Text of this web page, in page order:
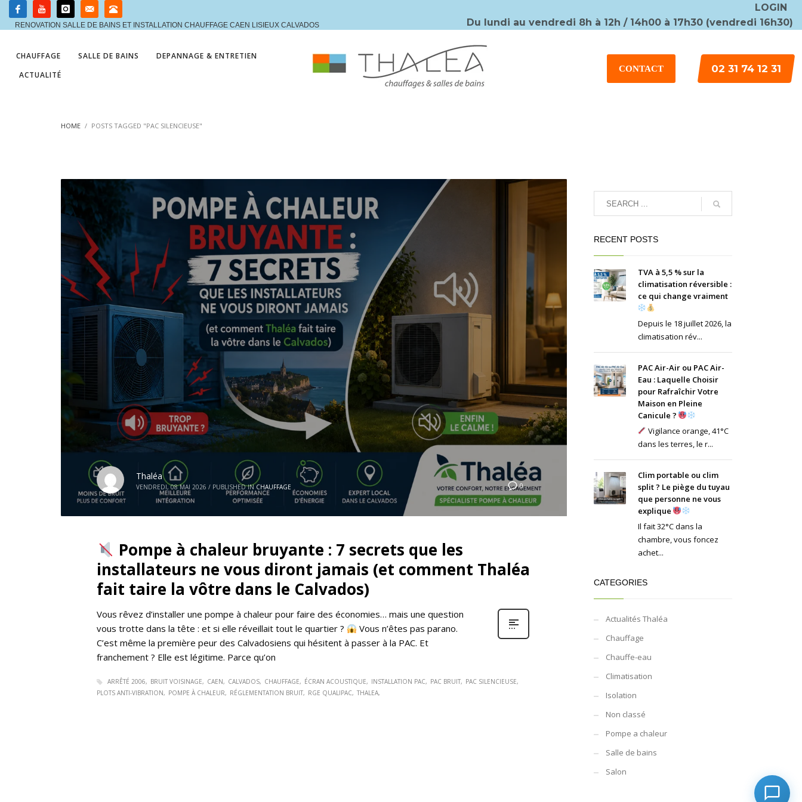
RENOVATION SALLE DE BAINS ET INSTALLATION CHAUFFAGE CAEN LISIEUX CALVADOS
LOGIN
Du lundi au vendredi 8h à 12h / 14h00 à 17h30 (vendredi 16h30)
CHAUFFAGE SALLE DE BAINS
DEPANNAGE & ENTRETIEN
ACTUALITÉ
CONTACT 02 31 74 12 31
HOME POSTS TAGGED "PAC SILENCIEUSE"
0
Thaléa
VENDREDI, 08 MAI 2026 / PUBLISHED IN CHAUFFAGE
Pompe à chaleur bruyante : 7 secrets que les
installateurs ne vous diront jamais (et comment Thaléa
fait taire la vôtre dans le Calvados)
Vous rêvez d’installer une pompe à chaleur pour faire des économies… mais une question
vous trotte dans la tête : et si elle réveillait tout le quartier ?
Vous n’êtes pas parano.
C’est même la première peur des Calvadosiens qui hésitent à passer à la PAC. Et
franchement ? Elle est légitime. Parce qu’on
ARRÊTÉ 2006 BRUIT VOISINAGE CAEN CALVADOS CHAUFFAGE ÉCRAN ACOUSTIQUE INSTALLATION PAC PAC BRUIT
PAC SILENCIEUSE
PLOTS ANTI-VIBRATION
POMPE À CHALEUR RÉGLEMENTATION BRUIT RGE QUALIPAC THALEA
RECENT POSTS
TVA à 5,5 % sur la
climatisation réversible :
ce qui change vraiment
Depuis le 18 juillet 2026, la
climatisation rév...
PAC Air-Air ou PAC Air-
Eau : Laquelle Choisir
pour Rafraîchir Votre
Maison en Pleine
Canicule ?
Vigilance orange, 41°C
dans les terres, le r...
Clim portable ou clim
split ? Le piège du tuyau
que personne ne vous
explique
Il fait 32°C dans la
chambre, vous foncez
achet...
CATEGORIES
Actualités Thaléa
Chauffage
Chauffe-eau
Climatisation
Isolation
Non classé
Pompe a chaleur
Salle de bains
Salon